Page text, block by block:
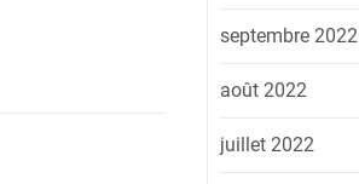
septembre 2022
août 2022
juillet 2022